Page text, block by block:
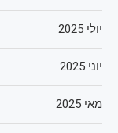
יולי 2025
יוני 2025
מאי 2025